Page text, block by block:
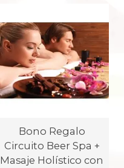
Bono Regalo
Circuito Beer Spa +
Masaje Holístico con